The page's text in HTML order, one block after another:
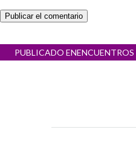
Navegación
de
PUBLICADO EN